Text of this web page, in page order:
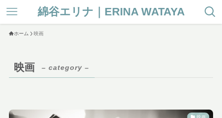
綿谷エリナ｜ERINA WATAYA
ホーム 映画
映画 – category –
映画